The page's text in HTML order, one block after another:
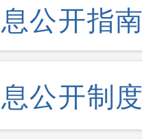
息公开指
公开制